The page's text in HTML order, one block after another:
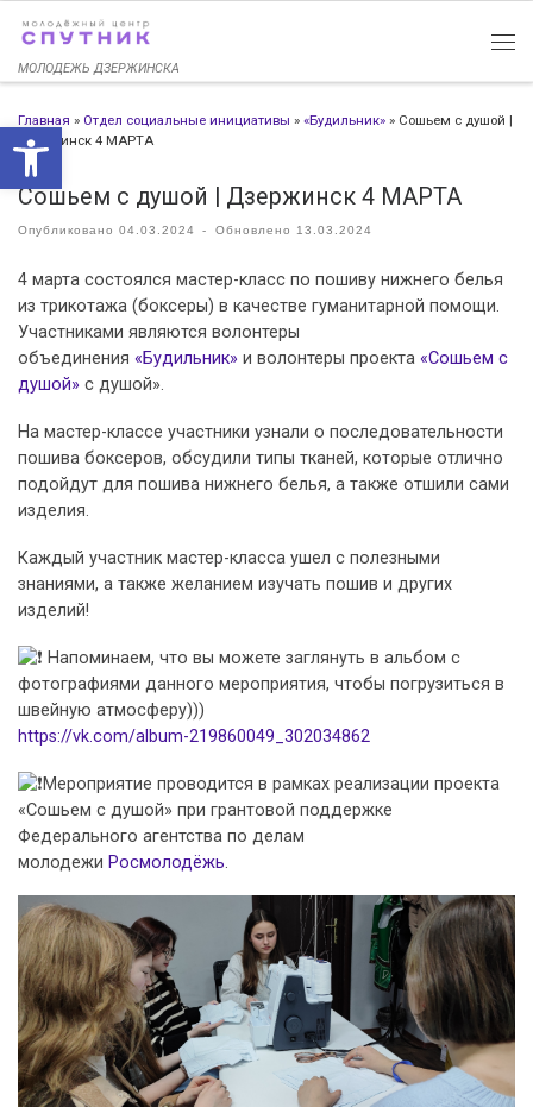
Открыть панель
Перейти к содержимому
МОЛОДЕЖЬ ДЗЕРЖИНСКА
Главная » Отдел социальные инициативы » «Будильник» » Сошьем с душой |
Дзержинск 4 МАРТА
Сошьем с душой | Дзержинск 4 МАРТА
Опубликовано 04.03.2024 - Обновлено 13.03.2024
4 марта состоялся мастер-класс по пошиву нижнего белья
из трикотажа (боксеры) в качестве гуманитарной помощи.
Участниками являются волонтеры
объединения «Будильник» и волонтеры проекта «Сошьем с
душой» с душой».
На мастер-классе участники узнали о последовательности
пошива боксеров, обсудили типы тканей, которые отлично
подойдут для пошива нижнего белья, а также отшили сами
изделия.
Каждый участник мастер-класса ушел с полезными
знаниями, а также желанием изучать пошив и других
изделий!
Напоминаем, что вы можете заглянуть в альбом с
фотографиями данного мероприятия, чтобы погрузиться в
швейную атмосферу)))
https://vk.com/album-219860049_302034862
Мероприятие проводится в рамках реализации проекта
«Сошьем с душой» при грантовой поддержке
Федерального агентства по делам
молодежи Росмолодёжь.